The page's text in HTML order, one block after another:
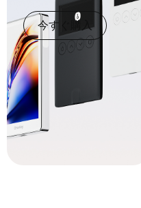
今すぐ購入